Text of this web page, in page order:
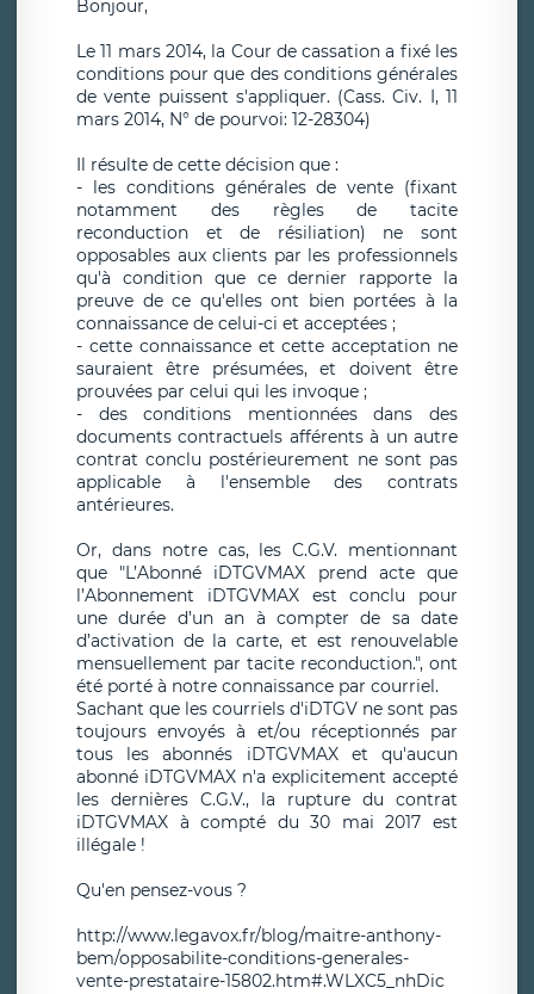
Bonjour,
Le 11 mars 2014, la Cour de cassation a fixé les
conditions pour que des conditions générales
de vente puissent s'appliquer. (Cass. Civ. I, 11
mars 2014, N° de pourvoi: 12-28304)
Il résulte de cette décision que :
- les conditions générales de vente (fixant
notamment des règles de tacite
reconduction et de résiliation) ne sont
opposables aux clients par les professionnels
qu'à condition que ce dernier rapporte la
preuve de ce qu'elles ont bien portées à la
connaissance de celui-ci et acceptées ;
- cette connaissance et cette acceptation ne
sauraient être présumées, et doivent être
prouvées par celui qui les invoque ;
- des conditions mentionnées dans des
documents contractuels afférents à un autre
contrat conclu postérieurement ne sont pas
applicable à l'ensemble des contrats
antérieures.
Or, dans notre cas, les C.G.V. mentionnant
que "L’Abonné iDTGVMAX prend acte que
l’Abonnement iDTGVMAX est conclu pour
une durée d’un an à compter de sa date
d’activation de la carte, et est renouvelable
mensuellement par tacite reconduction.", ont
été porté à notre connaissance par courriel.
Sachant que les courriels d'iDTGV ne sont pas
toujours envoyés à et/ou réceptionnés par
tous les abonnés iDTGVMAX et qu'aucun
abonné iDTGVMAX n'a explicitement accepté
les dernières C.G.V., la rupture du contrat
iDTGVMAX à compté du 30 mai 2017 est
illégale !
Qu'en pensez-vous ?
http://www.legavox.fr/blog/maitre-anthony-
bem/opposabilite-conditions-generales-
vente-prestataire-15802.htm#.WLXC5_nhDic